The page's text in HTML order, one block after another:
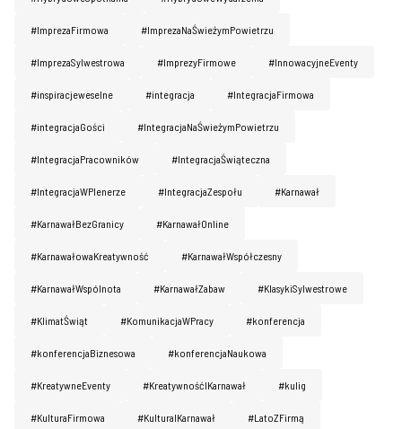
#ImprezaFirmowa #ImprezaNaŚwieżymPowietrzu
#ImprezaSylwestrowa #ImprezyFirmowe #InnowacyjneEventy
#inspiracjeweselne #integracja #IntegracjaFirmowa
#integracjaGości #IntegracjaNaŚwieżymPowietrzu
#IntegracjaPracowników #IntegracjaŚwiąteczna
#IntegracjaWPlenerze #IntegracjaZespołu #Karnawał
#KarnawałBezGranicy #KarnawałOnline
#KarnawałowaKreatywność #KarnawałWspółczesny
#KarnawałWspólnota #KarnawałZabaw #KlasykiSylwestrowe
#KlimatŚwiąt #KomunikacjaWPracy #konferencja
#konferencjaBiznesowa #konferencjaNaukowa
#KreatywneEventy #KreatywnośćIKarnawał #kulig
#KulturaFirmowa #KulturaIKarnawał #LatoZFirmą